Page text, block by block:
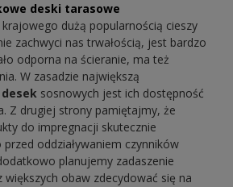
deski tarasowe
dużą popularnością cieszy
zachwyci nas trwałością, jest bardzo
odporna na ścieranie, ma też
W zasadzie największą
sosnowych jest ich dostępność
Z drugiej strony pamiętajmy, że
do impregnacji skutecznie
oddziaływaniem czynników
planujemy zadaszenie
obaw zdecydować się na